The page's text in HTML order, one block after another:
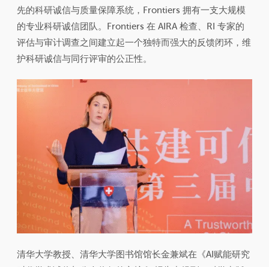
先的科研诚信与质量保障系统，Frontiers 拥有一支大规模
的专业科研诚信团队。Frontiers 在 AIRA 检查、RI 专家的
评估与审计调查之间建立起一个独特而强大的反馈闭环，维
护科研诚信与同行评审的公正性。
清华大学教授、清华大学图书馆馆长金兼斌在《AI赋能研究